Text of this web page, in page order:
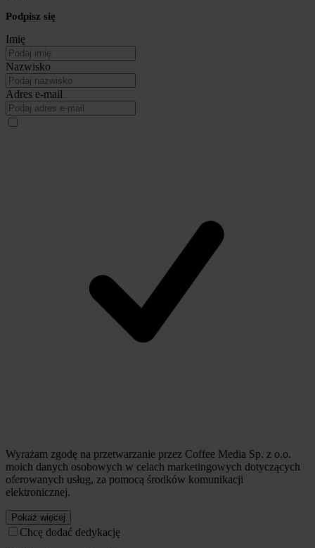
Podpisz się
Imię
Nazwisko
Adres e-mail
Wyrażam zgodę na przetwarzanie przez Coffee Media Sp. z o.o.
moich danych osobowych w celach marketingowych dotyczących
oferowanych usług, za pomocą środków komunikacji
elektronicznej.
Pokaż więcej
Chcę dodać dedykację